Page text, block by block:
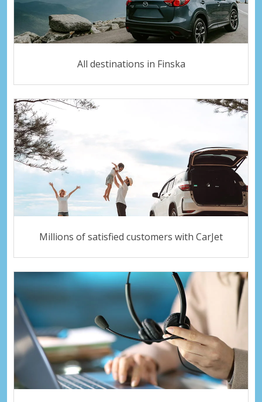
All destinations in Finska
Millions of satisfied customers with CarJet